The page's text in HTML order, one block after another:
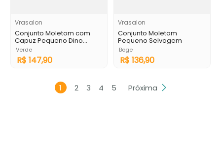
Vrasalon
Conjunto Moletom com
Capuz Pequeno Dino
Verde
Verde
R$ 147,90
Vrasalon
Conjunto Moletom
Pequeno Selvagem
Bege
R$ 136,90
1 2 3 4 5 Próxima